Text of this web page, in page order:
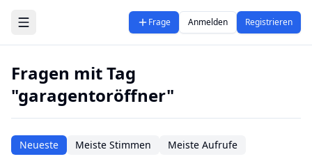
Zum Hauptinhalt springen
Frage Anmelden Registrieren
Fragen mit Tag
"garagentoröffner"
Neueste Meiste Stimmen Meiste Aufrufe